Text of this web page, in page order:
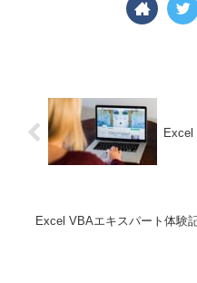
Excel
Excel VBAエキスパート体験